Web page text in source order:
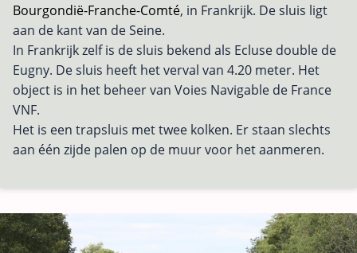
Bourgondië-Franche-Comté, in Frankrijk. De sluis ligt
aan de kant van de Seine.
In Frankrijk zelf is de sluis bekend als Ecluse double de
Eugny. De sluis heeft het verval van 4.20 meter. Het
object is in het beheer van Voies Navigable de France
VNF.
Het is een trapsluis met twee kolken. Er staan slechts
aan één zijde palen op de muur voor het aanmeren.